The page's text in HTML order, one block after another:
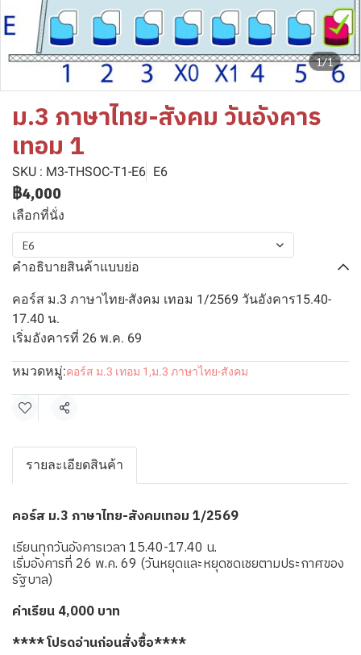
1/1
ม.3 ภาษาไทย-สังคม วันอังคาร
เทอม 1
SKU : M3-THSOC-T1-E6 E6
฿4,000
เลือกที่นั่ง
E6
คำอธิบายสินค้าแบบย่อ
คอร์ส ม.3 ภาษาไทย-สังคม เทอม 1/2569 วันอังคาร15.40-
17.40 น.
เริ่มอังคารที่ 26 พ.ค. 69
หมวดหมู่:คอร์ส ม.3 เทอม 1 ,ม.3 ภาษาไทย-สังคม
แชร์
รายละเอียดสินค้า
คอร์ส ม.3 ภาษาไทย-สังคมเทอม 1/2569
เรียนทุกวันอังคารเวลา 15.40-17.40 น.
เริ่มอังคารที่ 26 พ.ค. 69 (วันหยุดและหยุดชดเชยตามประกาศของ
รัฐบาล)
ค่าเรียน 4,000 บาท
**** โปรดอ่านก่อนสั่งซื้อ****